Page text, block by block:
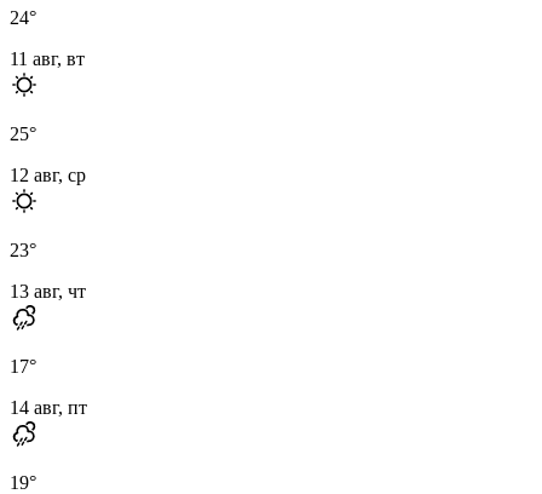
24°
11 авг, вт
25°
12 авг, ср
23°
13 авг, чт
17°
14 авг, пт
19°